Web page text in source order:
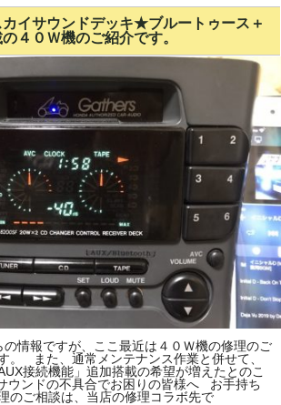
イサウンドデッキ★ブルートゥース＋
４０Ｗ機のご紹介です。
情報ですが、ここ最近は４０Ｗ機の修理のご
。 また、通常メンテナンス作業と併せて、
接続機能」追加搭載の希望が増えたとのこ
ンドの不具合でお困りの皆様へ お手持ち
のご相談は、当店の修理コラボ先で